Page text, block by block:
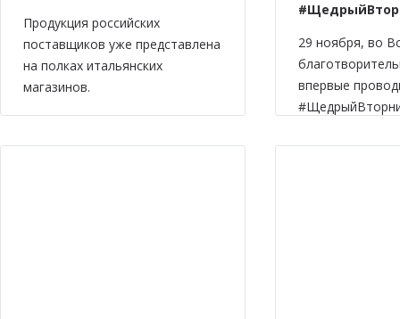
Продукция российских
поставщиков уже представлена
на полках итальянских
магазинов.
29 ноября, во
впервые